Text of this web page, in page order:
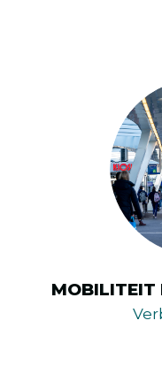
MOBILITEIT